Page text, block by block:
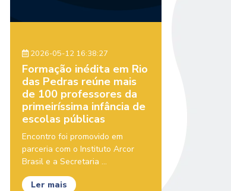
2026-05-12 16:38:27
Formação inédita em Rio
das Pedras reúne mais
de 100 professores da
primeiríssima infância de
escolas públicas
Encontro foi promovido em
parceria com o Instituto Arcor
Brasil e a Secretaria ...
Ler mais